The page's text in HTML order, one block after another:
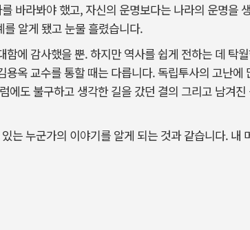
바라봐야 했고, 자신의 운명보다는 나라의 운명을
를 알게 됐고 눈물 흘렸습니다.
에 감사했을 뿐. 하지만 역사를 쉽게 전하는 데 탁
옥 교수를 통할 때는 다릅니다. 독립투사의 고난에
에도 불구하고 생각한 길을 갔던 결의 그리고 남겨진
는 누군가의 이야기를 알게 되는 것과 같습니다. 내